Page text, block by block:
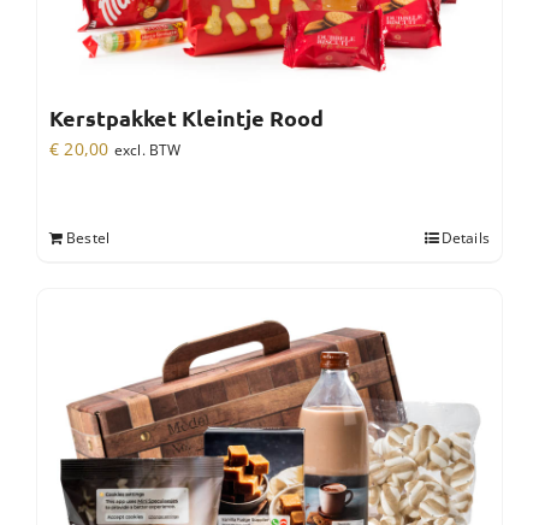
Kerstpakket Kleintje Rood
€ 20,00 excl. BTW
Bestel Details